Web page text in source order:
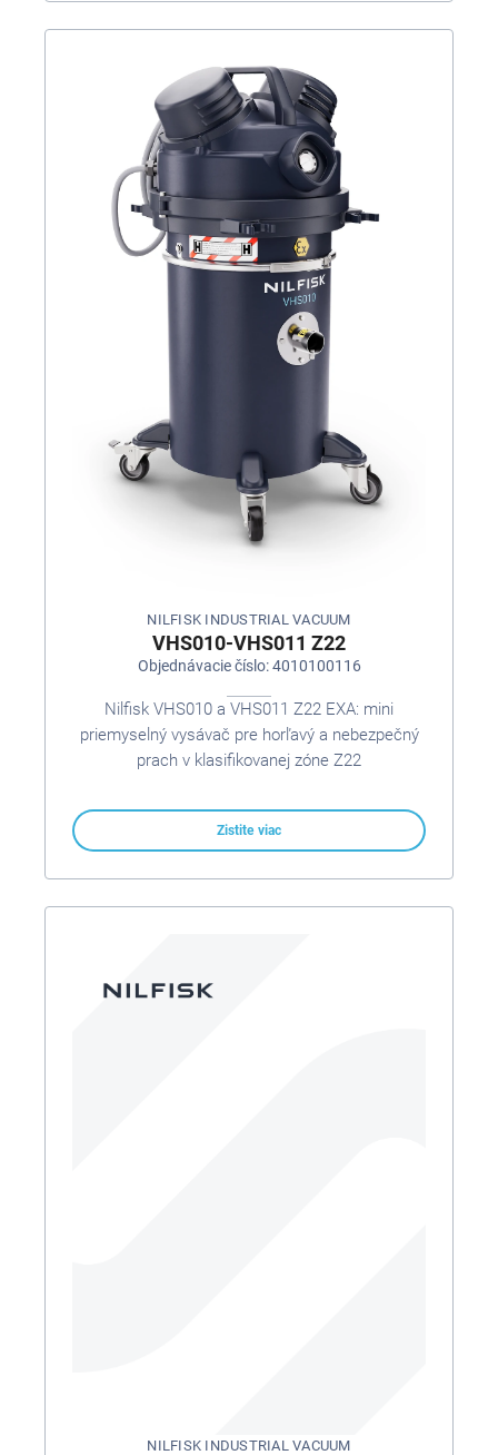
NILFISK INDUSTRIAL VACUUM
VHS010-VHS011 Z22
Objednávacie číslo: 4010100116
Nilfisk VHS010 a VHS011 Z22 EXA: mini
priemyselný vysávač pre horľavý a nebezpečný
prach v klasifikovanej zóne Z22
Zistite viac
NILFISK INDUSTRIAL VACUUM